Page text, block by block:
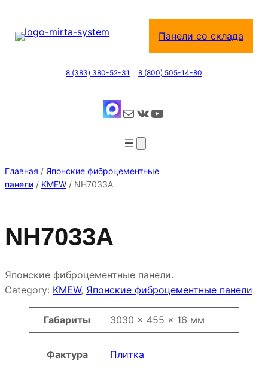
содержимому
Панели со склада
8 (383) 380-52-31 8 (800) 505-14-80
Почта ВКонтакте YouTube
Главная / Японские фиброцементные
панели / KMEW / NH7033A
NH7033A
Японские фиброцементные панели.
Category: KMEW, Японские фиброцементные панели
Атрибуты Значение
Габариты 3030 × 455 × 16 мм
Фактура Плитка